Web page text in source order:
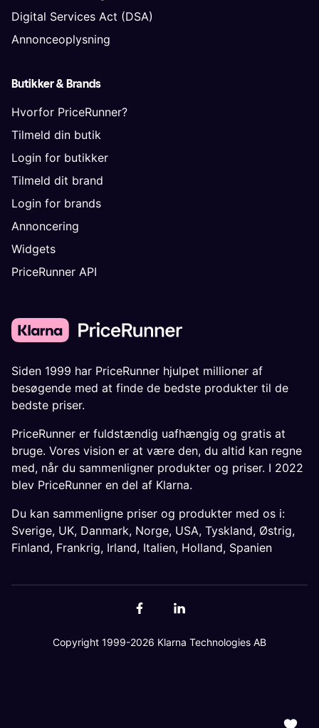
Digital Services Act (DSA)
Annonceoplysning
Butikker & Brands
Hvorfor PriceRunner?
Tilmeld din butik
Login for butikker
Tilmeld dit brand
Login for brands
Annoncering
Widgets
PriceRunner API
Siden 1999 har PriceRunner hjulpet millioner af
besøgende med at finde de bedste produkter til de
bedste priser.
PriceRunner er fuldstændig uafhængig og gratis at
bruge. Vores vision er at være den, du altid kan regne
med, når du sammenligner produkter og priser. I 2022
blev PriceRunner en del af Klarna.
Du kan sammenligne priser og produkter med os i:
Sverige, UK, Danmark, Norge, USA, Tyskland, Østrig,
Finland, Frankrig, Irland, Italien, Holland, Spanien
Copyright 1999-2026 Klarna Technologies AB